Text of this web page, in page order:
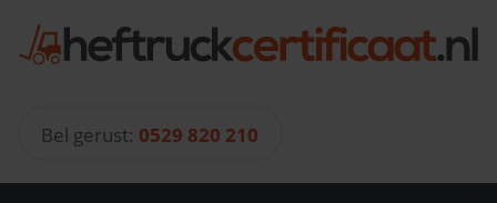
content
Bel gerust: 0529 820 210